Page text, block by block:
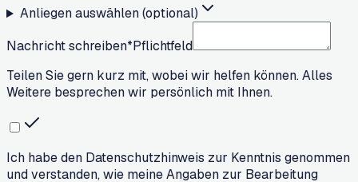
Anliegen auswählen (optional)
Nachricht schreiben*Pflichtfeld
Teilen Sie gern kurz mit, wobei wir helfen können. Alles
Weitere besprechen wir persönlich mit Ihnen.
Ich habe den Datenschutzhinweis zur Kenntnis genommen
und verstanden, wie meine Angaben zur Bearbeitung